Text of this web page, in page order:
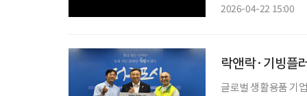
2026-04-22 15:00
락앤락·기빙플
글로벌 생활용품 기